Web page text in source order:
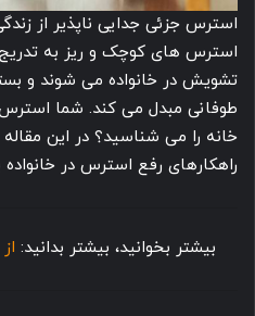
استرس جزئی جدایی ناپذیر از
استرس های کوچک و ریز به
تشویش در خانواده می شوند و بستر
طوفانی مبدل می کند. شما
خانه را می شناسید؟ در این مقاله
راهکارهای رفع استرس در
بیشتر بخوانید، بیشتر بدانید: